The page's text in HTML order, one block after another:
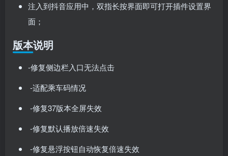
注入到抖音应用中，双指长按界面即可打开插件设置界
面；
版本说明
-修复侧边栏入口无法点击
-适配乘车码情况
-修复37版本全屏失效
-修复默认播放倍速失效
-修复悬浮按钮自动恢复倍速失效